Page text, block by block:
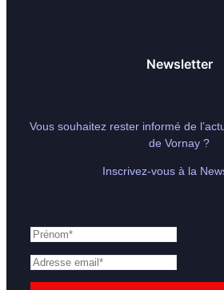
Newsletter
Vous souhaitez rester informé de
de Vornay ?
Inscrivez-vous à la